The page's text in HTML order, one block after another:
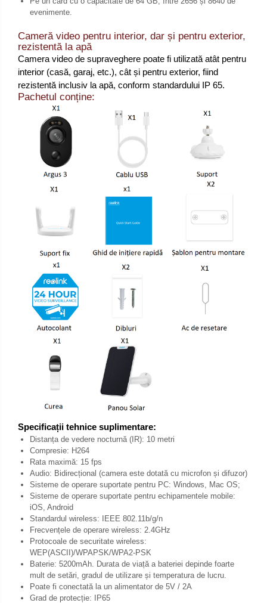
evenimente.
Cameră video pentru interior, dar și pentru exterior,
rezistentă la apă
Camera video de supraveghere poate fi utilizată atât pentru
interior (casă, garaj, etc.), cât și pentru exterior, fiind
rezistentă inclusiv la apă, conform standardului IP 65.
Pachetul conține:
Specificații tehnice suplimentare:
Distanța de vedere nocturnă (IR): 10 metri
Compresie: H264
Rata maximă: 15 fps
Audio: Bidirecțional (camera este dotată cu microfon și difuzor)
Sisteme de operare suportate pentru PC: Windows, Mac OS;
Sisteme de operare suportate pentru echipamentele mobile:
iOS, Android
Standardul wireless: IEEE 802.11b/g/n
Frecvențele de operare wireless: 2.4GHz
Protocoale de securitate wireless:
WEP(ASCII)/WPAPSK/WPA2-PSK
Baterie: 5200mAh. Durata de viață a bateriei depinde foarte
mult de setări, gradul de utilizare și temperatura de lucru.
Poate fi conectată la un alimentator de 5V / 2A
Grad de protecție: IP65